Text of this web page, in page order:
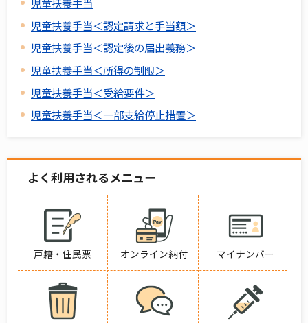
児童扶養手当＜認定請求と手当額＞
児童扶養手当＜認定後の届出義務＞
児童扶養手当＜所得の制限＞
児童扶養手当＜受給要件＞
児童扶養手当＜一部支給停止措置＞
よく利用されるメニュー
戸籍・住民票 オンライン納付 マイナンバー